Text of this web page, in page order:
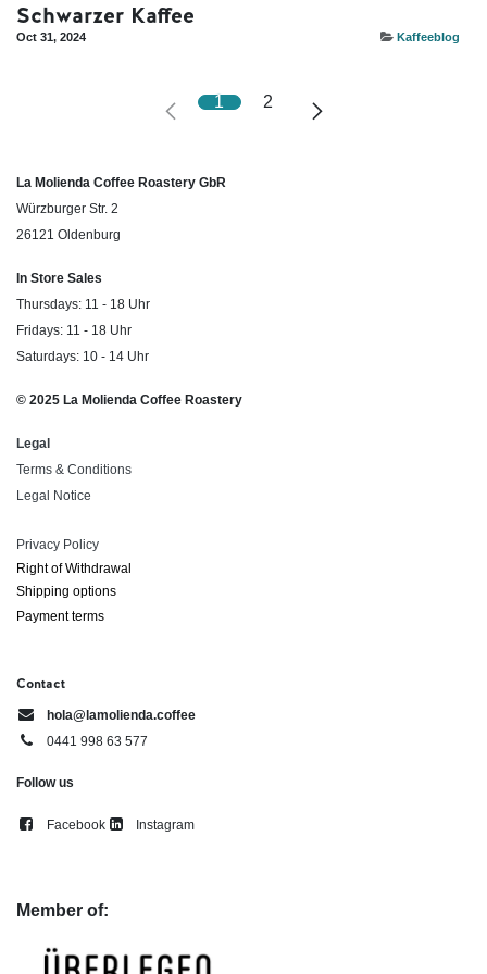
Schwarzer Kaffee
Oct 31, 2024 Kaffeeblog
1 2
La Molienda Coffee Roastery GbR
Würzburger Str. 2
26121 Oldenburg
In Store Sales
Thursdays: 11 - 18 Uhr
Fridays: 11 - 18 Uhr
Saturdays: 10 - 14 Uhr
© 2025 La Molienda Coffee Roastery
Legal
Terms & Conditions
Legal Notice
Privacy Policy
Right of ​Withdrawal​
Shipping options
Payment terms
Contact
hola@lamolienda.coffee
0441 998 63 577
Follow us
Facebook Instagram
Member of: